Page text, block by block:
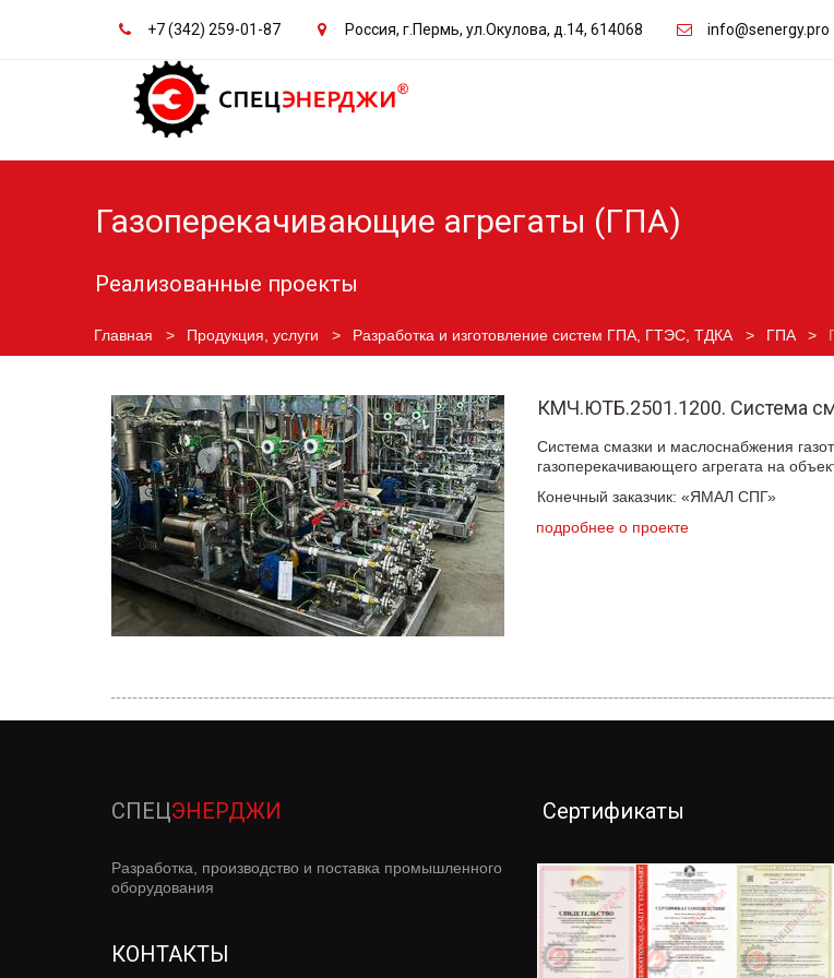
+7 (342) 259-01-87 Россия, г.Пермь, ул.Окулова, д.14, 614068 info@senergy.pro
Газоперекачивающие агрегаты (ГПА)
Реализованные проекты
Главная
   >
Продукция, услуги
   >
Разработка и изготовление систем ГПА, ГТЭС, ТДКА
   >
ГПА >
КМЧ.ЮТБ.2501.1200. Система
Система смазки и маслоснабжения
газоперекачивающего агрегата на
Конечный заказчик: «ЯМАЛ СПГ»
подробнее о проекте
СПЕЦЭНЕРДЖИ­
­Разработка, производство и поставка промышленного
оборудования
КОНТАКТЫ
Сертификаты